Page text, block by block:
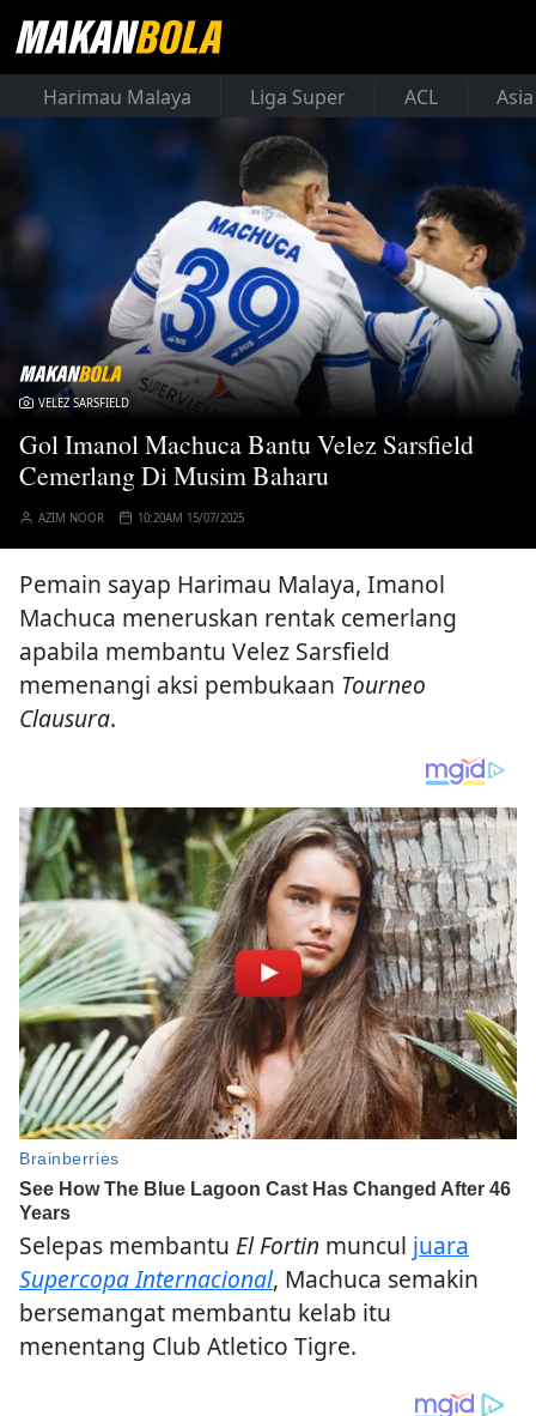
Harimau Malaya Liga Super ACL
VELEZ SARSFIELD
Gol Imanol Machuca Bantu Velez Sarsfield
Cemerlang Di Musim Baharu
AZIM NOOR 10:20AM 15/07/2025
Pemain sayap Harimau Malaya, Imanol
Machuca meneruskan rentak cemerlang
apabila membantu Velez Sarsfield
memenangi aksi pembukaan Tourneo
Clausura.
Selepas membantu El Fortin muncul juara
Supercopa Internacional, Machuca semakin
bersemangat membantu kelab itu
menentang Club Atletico Tigre.